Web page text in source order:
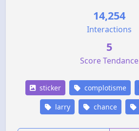
14,254
Interactions
5
Score Tendance
sticker complotisme
larry chance